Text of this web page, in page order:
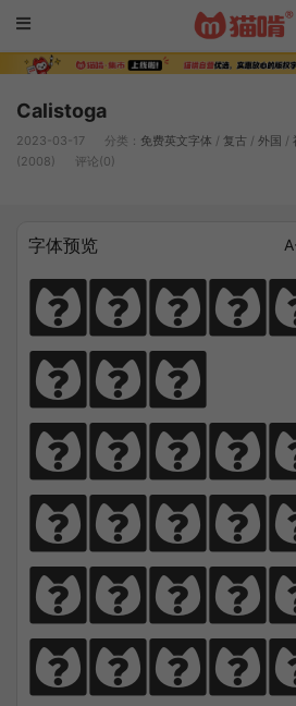
Calistoga
2023-03-17 分类： 免费英文字体 / 复古 / 外国 /
(2008)
评论(0)
字体预览
ce